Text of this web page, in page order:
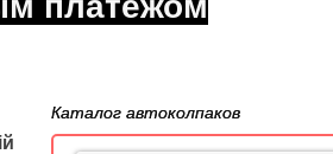
Каталог автоколпаков